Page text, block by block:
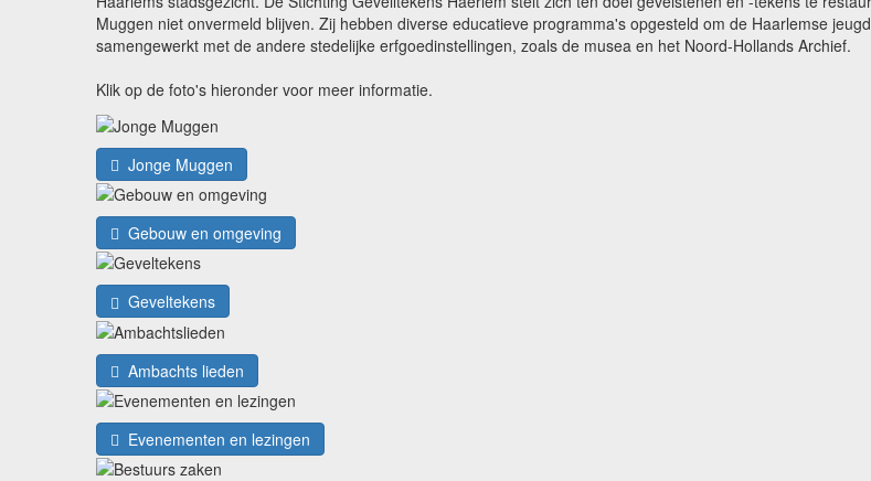
Muggen niet onvermeld blijven. Zij hebben diverse educatieve programma's opgesteld om de Haarlemse
samengewerkt met de andere stedelijke erfgoedinstellingen, zoals de musea en het Noord-Hollands Archief.
Klik op de foto's hieronder voor meer informatie.
Jonge Muggen
Gebouw en omgeving
Geveltekens
Ambachts lieden
Evenementen en lezingen